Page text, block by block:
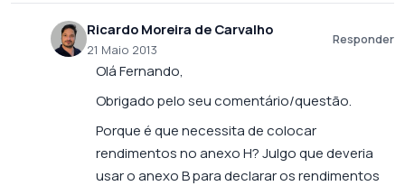
Ricardo Moreira de Carvalho
21 Maio 2013
Responder
Olá Fernando,
Obrigado pelo seu comentário/questão.
Porque é que necessita de colocar
rendimentos no anexo H? Julgo que deveria
usar o anexo B para declarar os rendimentos